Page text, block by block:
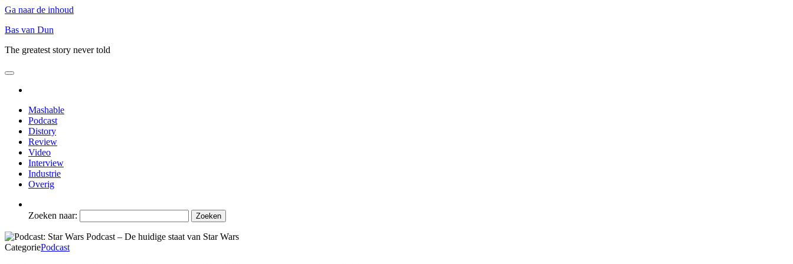
Ga naar de inhoud
Bas van Dun
The greatest story never told
Mashable
Podcast
Distory
Review
Video
Interview
Industrie
Overig
Zoeken naar:
CategoriePodcast